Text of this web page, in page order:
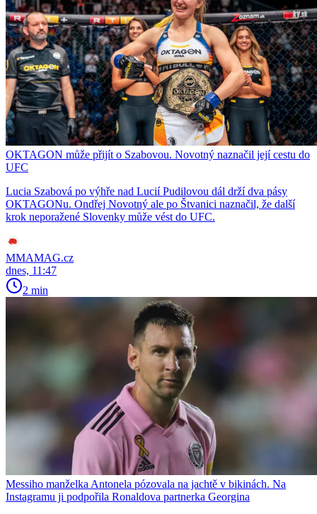
OKTAGON může přijít o Szabovou. Novotný naznačil její cestu do
UFC
Lucia Szabová po výhře nad Lucií Pudilovou dál drží dva pásy
OKTAGONu. Ondřej Novotný ale po Štvanici naznačil, že další
krok neporažené Slovenky může vést do UFC.
MMAMAG.cz
dnes, 11:47
2 min
Messiho manželka Antonela pózovala na jachtě v bikinách. Na
Instagramu ji podpořila Ronaldova partnerka Georgina